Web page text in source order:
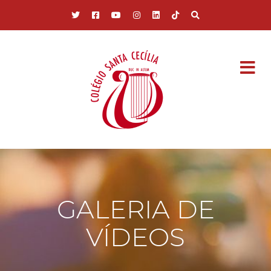
GALERIA DE
VÍDEOS